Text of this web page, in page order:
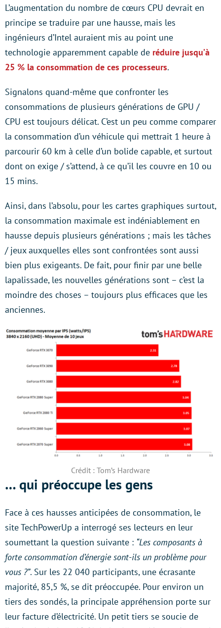
L’augmentation du nombre de cœurs CPU devrait en
principe se traduire par une hausse, mais les
ingénieurs d’Intel auraient mis au point une
technologie apparemment capable de réduire jusqu’à
25 % la consommation de ces processeurs.
Signalons quand-même que confronter les
consommations de plusieurs générations de GPU /
CPU est toujours délicat. C’est un peu comme comparer
la consommation d’un véhicule qui mettrait 1 heure à
parcourir 60 km à celle d’un bolide capable, et surtout
dont on exige / s’attend, à ce qu’il les couvre en 10 ou
15 mins.
Ainsi, dans l’absolu, pour les cartes graphiques surtout,
la consommation maximale est indéniablement en
hausse depuis plusieurs générations ; mais les tâches
/ jeux auxquelles elles sont confrontées sont aussi
bien plus exigeants. De fait, pour finir par une belle
lapalissade, les nouvelles générations sont – c’est la
moindre des choses – toujours plus efficaces que les
anciennes.
Crédit : Tom’s Hardware
… qui préoccupe les gens
Face à ces hausses anticipées de consommation, le
site TechPowerUp a interrogé ses lecteurs en leur
soumettant la question suivante : “Les composants à
forte consommation d’énergie sont-ils un problème pour
vous ?”. Sur les 22 040 participants, une écrasante
majorité, 85,5 %, se dit préoccupée. Pour environ un
tiers des sondés, la principale appréhension porte sur
leur facture d’électricité. Un petit tiers se soucie de